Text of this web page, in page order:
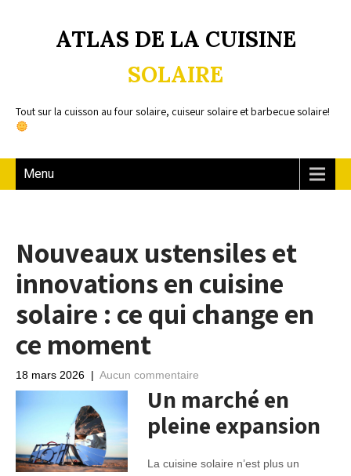
ATLAS DE LA CUISINE
SOLAIRE
Tout sur la cuisson au four solaire, cuiseur solaire et barbecue solaire!
Menu
Nouveaux ustensiles et
innovations en cuisine
solaire : ce qui change en
ce moment
18 mars 2026 | Aucun commentaire
Un marché en
pleine expansion
La cuisine solaire n’est plus un